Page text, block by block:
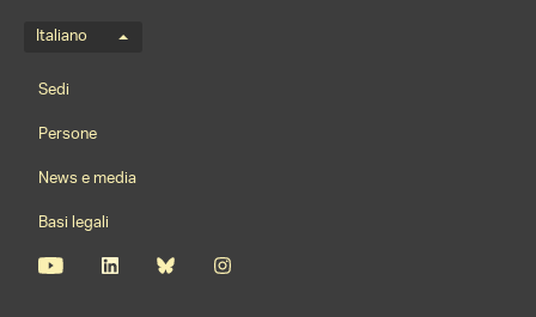
Menu della lingua
Italiano
Footernavigation
Sedi
Persone
News e media
Basi legali